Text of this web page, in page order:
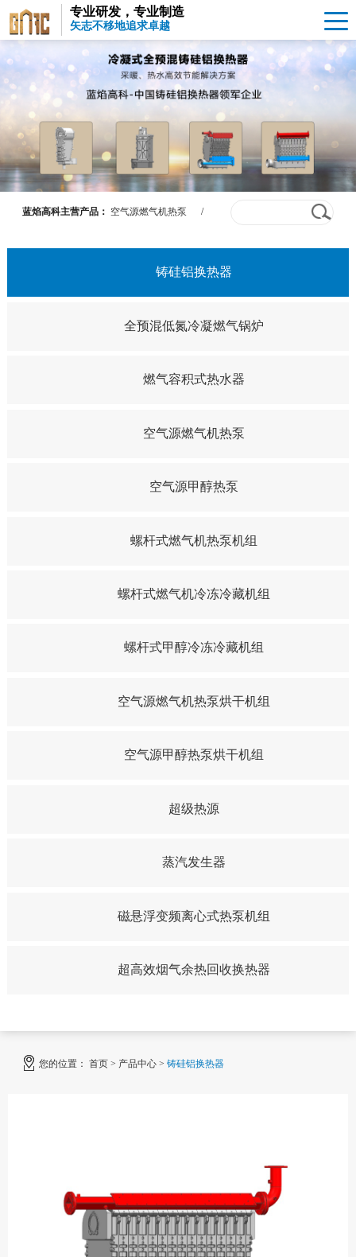
专业研发，专业制造
矢志不移地追求卓越
蓝焰高科主营产品： 空气源燃气机热泵 /
铸硅铝换热器 /全预混低氮冷凝锅炉 /超级热源
铸硅铝换热器
全预混低氮冷凝燃气锅炉
燃气容积式热水器
空气源燃气机热泵
空气源甲醇热泵
螺杆式燃气机热泵机组
螺杆式燃气机冷冻冷藏机组
螺杆式甲醇冷冻冷藏机组
空气源燃气机热泵烘干机组
空气源甲醇热泵烘干机组
超级热源
蒸汽发生器
磁悬浮变频离心式热泵机组
超高效烟气余热回收换热器
您的位置： 首页> 产品中心> 铸硅铝换热器